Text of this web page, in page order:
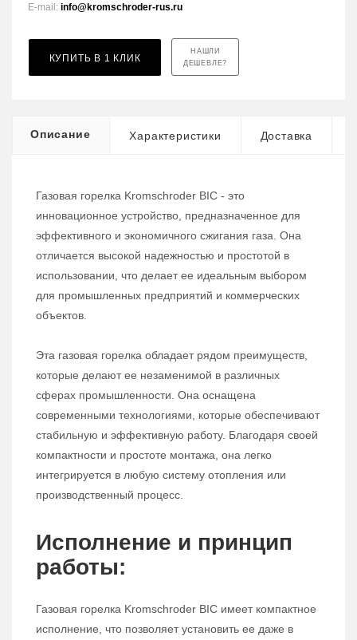
E-mail: info@kromschroder-rus.ru
КУПИТЬ В 1 КЛИК
НАШЛИ
ДЕШЕВЛЕ?
Описание Характеристики Доставка
Газовая горелка Kromschroder BIC - это
инновационное устройство, предназначенное для
эффективного и экономичного сжигания газа. Она
отличается высокой надежностью и простотой в
использовании, что делает ее идеальным выбором
для промышленных предприятий и коммерческих
объектов.
Эта газовая горелка обладает рядом преимуществ,
которые делают ее незаменимой в различных
сферах промышленности. Она оснащена
современными технологиями, которые обеспечивают
стабильную и эффективную работу. Благодаря своей
компактности и простоте монтажа, она легко
интегрируется в любую систему отопления или
производственный процесс.
Исполнение и принцип
работы:
Газовая горелка Kromschroder BIC имеет компактное
исполнение, что позволяет установить ее даже в